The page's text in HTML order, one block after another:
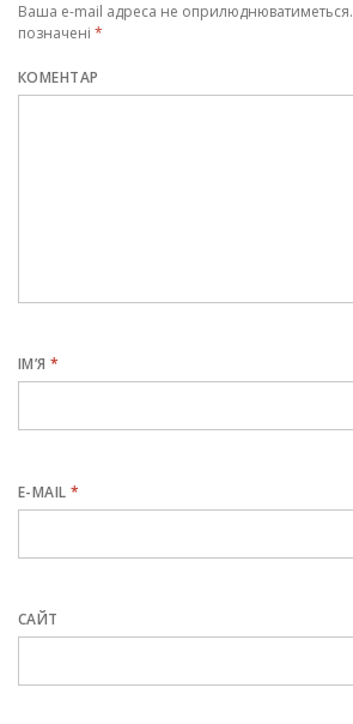
Ваша e-mail адреса не оприлюднюватиметься.
позначені *
КОМЕНТАР
ІМ’Я*
E-MAIL*
САЙТ